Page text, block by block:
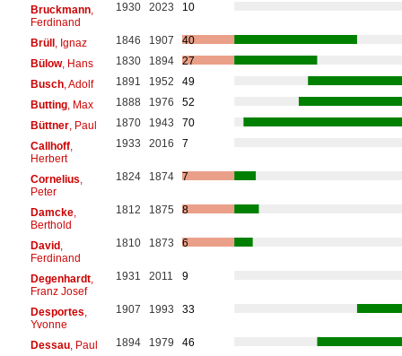
Bruckmann,
Ferdinand
1930 2023 10
Brüll , Ignaz 1846 1907
40
Bülow, Hans 1830 1894
27
Busch, Adolf 1891 1952
49
Butting, Max 1888 1976
52
Büttner, Paul 1870 1943
70
Callhoff,
Herbert
1933 2016 7
Cornelius,
Peter
1824 1874 7
Damcke,
Berthold
1812 1875 8
David ,
Ferdinand
1810 1873 6
Degenhardt,
Franz Josef
1931 2011 9
Desportes,
Yvonne
1907 1993 33
Dessau, Paul 1894 1979
46